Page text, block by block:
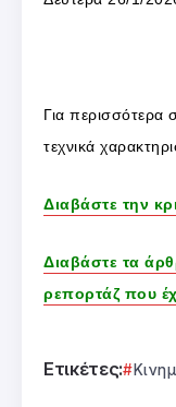
Για περισσότερα
τεχνικά
Διαβάστε την
Διαβάστε τα
ρεπορτάζ που
Ετικέτες: